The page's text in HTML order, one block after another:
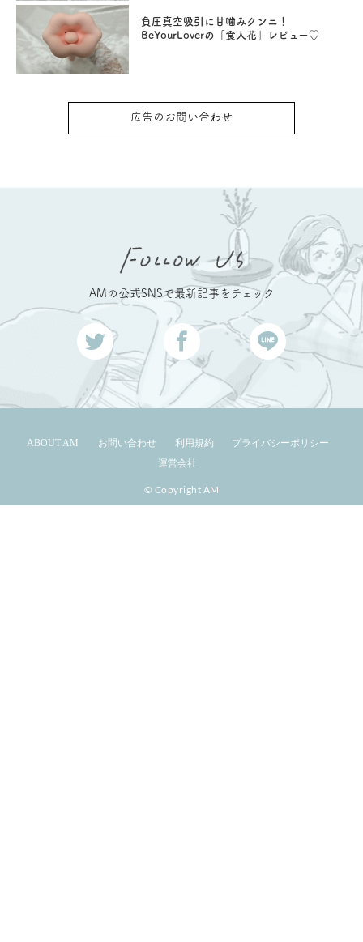
負圧真空吸引に甘噛みクンニ！
BeYourLoverの「食人花」レビュー♡
広告のお問い合わせ
AMの公式SNSで最新記事をチェック
ABOUT AM お問い合わせ 利用規約
プライバシーポリシー
運営会社
© Copyright AM